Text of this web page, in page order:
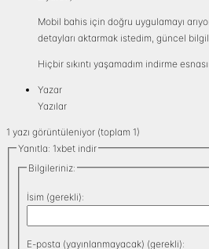
Mobil bahis için doğru uygulamayı
detayları aktarmak istedim, güncel
Hiçbir sıkıntı yaşamadım indirme
Yazar
Yazılar
1 yazı görüntüleniyor (toplam 1)
Yanıtla: 1xbet indir
Bilgileriniz:
İsim (gerekli):
E-posta (yayınlanmayacak) (gerekli):